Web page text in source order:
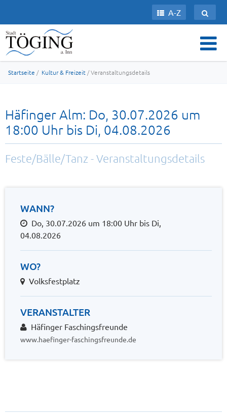
A-Z
Startseite / Kultur & Freizeit / Veranstaltungsdetails
Häfinger Alm: Do, 30.07.2026 um
18:00 Uhr bis Di, 04.08.2026
Feste/Bälle/Tanz - Veranstaltungsdetails
WANN?
Do, 30.07.2026 um 18:00 Uhr bis Di,
04.08.2026
WO?
Volksfestplatz
VERANSTALTER
Häfinger Faschingsfreunde
www.haefinger-faschingsfreunde.de